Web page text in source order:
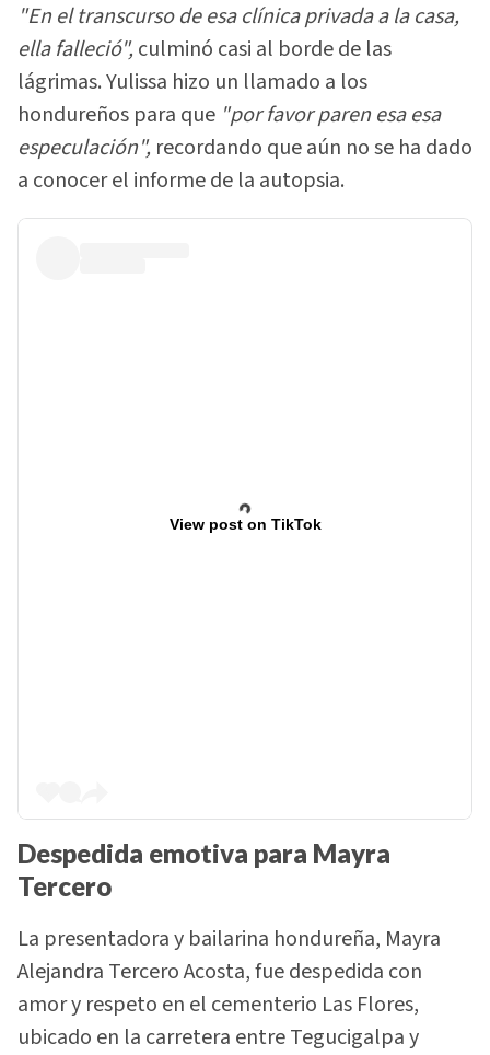
"En el transcurso de esa clínica privada a la casa,
ella falleció", culminó casi al borde de las
lágrimas. Yulissa hizo un llamado a los
hondureños para que "por favor paren esa esa
especulación", recordando que aún no se ha dado
a conocer el informe de la autopsia.
View post on TikTok
Despedida emotiva para Mayra
Tercero
La presentadora y bailarina hondureña, Mayra
Alejandra Tercero Acosta, fue despedida con
amor y respeto en el cementerio Las Flores,
ubicado en la carretera entre Tegucigalpa y